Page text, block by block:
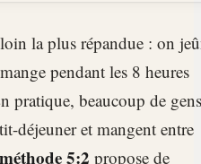
la plus répandue : on
pendant les 8 heures
pratique, beaucoup de gens
déjeuner et mangent entre
méthode 5:2 propose de